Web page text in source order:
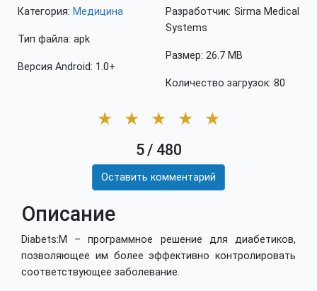
Категория: Медицина
Тип файла: apk
Версия Android: 1.0+
Разработчик: Sirma Medical
Systems
Размер: 26.7 MB
Количество загрузок: 80
★ ★ ★ ★ ★
5/ 480
Оставить комментарий
Описание
Diabets:M – программное решение для диабетиков,
позволяющее им более эффективно контролировать
соответствующее заболевание.